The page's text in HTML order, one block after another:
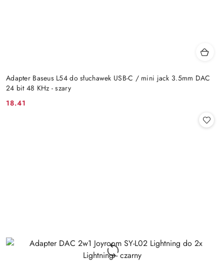
Adapter Baseus L54 do słuchawek USB-C / mini jack 3.5mm DAC
24 bit 48 KHz - szary
Cena:
18.41